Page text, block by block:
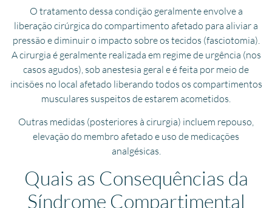
O tratamento dessa condição geralmente envolve a
liberação cirúrgica do compartimento afetado para aliviar a
pressão e diminuir o impacto sobre os tecidos (fasciotomia).
A cirurgia é geralmente realizada em regime de urgência (nos
casos agudos), sob anestesia geral e é feita por meio de
incisões no local afetado liberando todos os compartimentos
musculares suspeitos de estarem acometidos.
Outras medidas (posteriores à cirurgia) incluem repouso,
elevação do membro afetado e uso de medicações
analgésicas.
Quais as Consequências da
Síndrome Compartimental